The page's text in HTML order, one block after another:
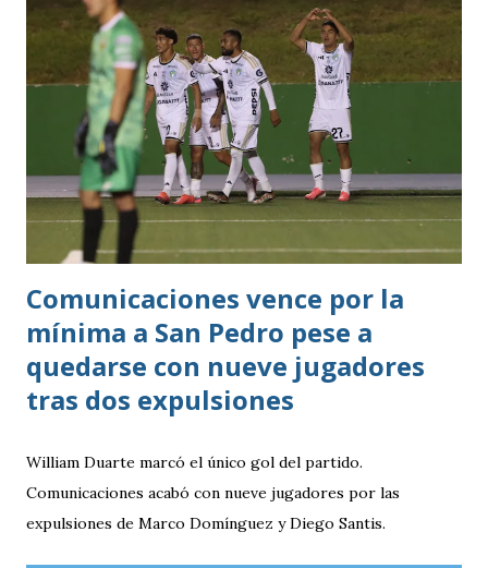
Comunicaciones vence por la
mínima a San Pedro pese a
quedarse con nueve jugadores
tras dos expulsiones
William Duarte marcó el único gol del partido.
Comunicaciones acabó con nueve jugadores por las
expulsiones de Marco Domínguez y Diego Santis.